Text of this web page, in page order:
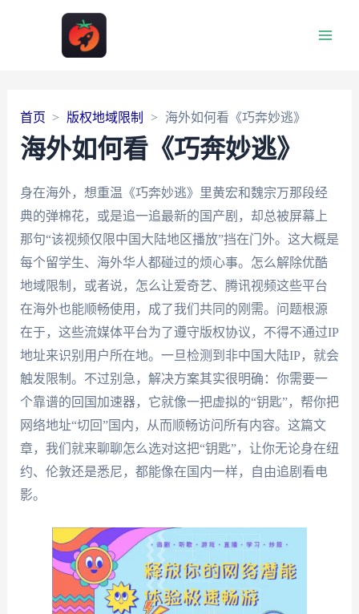
首页 版权地域限制 海外如何看《巧奔妙逃》
海外如何看《巧奔妙逃》
身在海外，想重温《巧奔妙逃》里黄宏和魏宗万那段经
典的弹棉花，或是追一追最新的国产剧，却总被屏幕上
那句“该视频仅限中国大陆地区播放”挡在门外。这大概是
每个留学生、海外华人都碰过的烦心事。怎么解除优酷
地域限制，或者说，怎么让爱奇艺、腾讯视频这些平台
在海外也能顺畅使用，成了我们共同的刚需。问题根源
在于，这些流媒体平台为了遵守版权协议，不得不通过IP
地址来识别用户所在地。一旦检测到非中国大陆IP，就会
触发限制。不过别急，解决方案其实很明确：你需要一
个靠谱的回国加速器，它就像一把虚拟的“钥匙”，帮你把
网络地址“切回”国内，从而顺畅访问所有内容。这篇文
章，我们就来聊聊怎么选对这把“钥匙”，让你无论身在纽
约、伦敦还是悉尼，都能像在国内一样，自由追剧看电
影。